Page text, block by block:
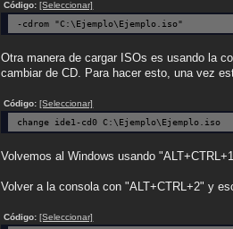
Código:[Seleccionar]
-cdrom "C:\Ejemplo\Ejemplo.iso"
Otra manera de cargar ISOs es usando la
cambiar de CD. Para hacer esto, una vez
Código:[Seleccionar]
change ide1-cd0 C:\Ejemplo\Ejemplo.iso
Volvemos al Windows usando
Volver a la consola con "ALT+CTRL+2" y
Código:[Seleccionar]